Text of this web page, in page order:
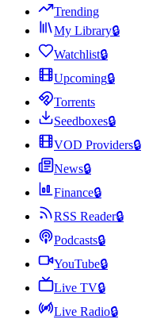
Trending
My Library🔒
Watchlist🔒
Upcoming🔒
Torrents
Seedboxes🔒
VOD Providers🔒
News🔒
Finance🔒
RSS Reader🔒
Podcasts🔒
YouTube🔒
Live TV🔒
Live Radio🔒